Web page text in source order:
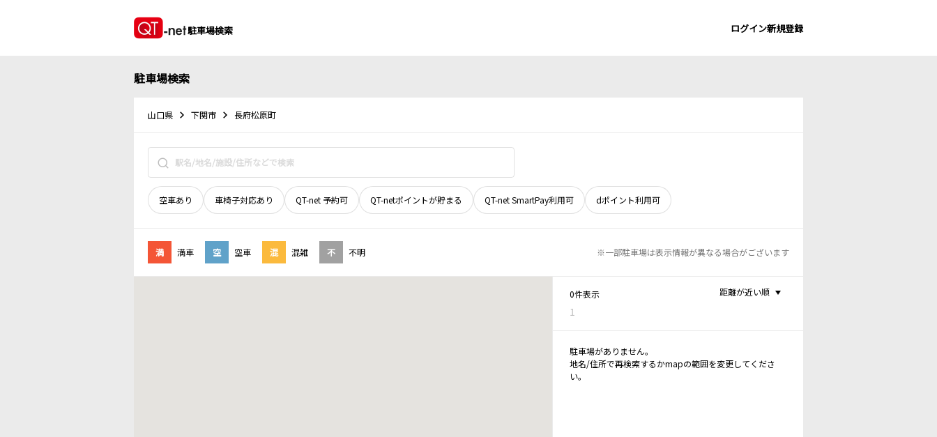
駐車場検索 ログイン新規登録
駐車場検索
山口県 下関市 長府松原町
空車あり 車椅子対応あり QT-net 予約可 QT-netポイントが貯まる QT-net SmartPay利用可 dポイント利用可
満 満車 空 空車 混 混雑 不 不明 ※一部駐車場は表示情報が異なる場合がございます
0件表示
1
距離が近い順
駐車場がありません。
地名/住所で再検索するかmapの範囲を変更してくださ
い。